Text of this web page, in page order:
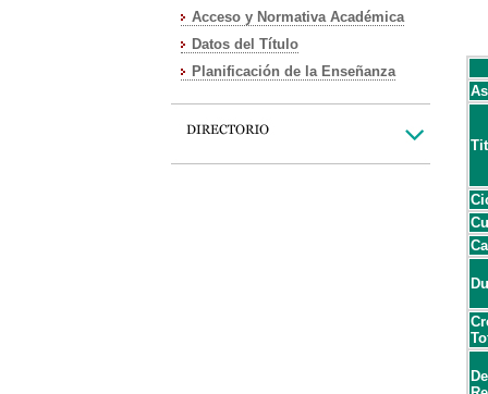
Acceso y Normativa Académica
Datos del Título
Planificación de la Enseñanza